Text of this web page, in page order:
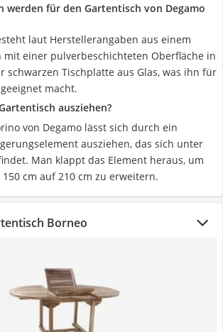
werden für den Gartentisch von Degamo
laut Herstellerangaben aus einem
einer pulverbeschichteten Oberfläche in
schwarzen Tischplatte aus Glas, was ihn für
macht.
ausziehen?
von Degamo lässt sich durch ein
ausziehen, das sich unter
Man klappt das Element heraus, um
cm auf 210 cm zu erweitern.
Borneo